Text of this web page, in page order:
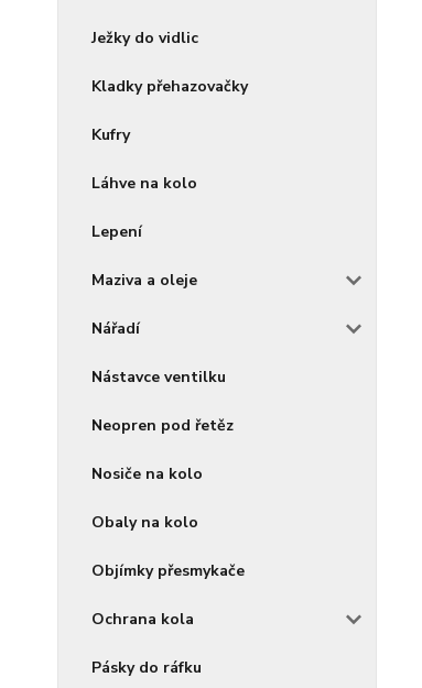
Ježky do vidlic
Kladky přehazovačky
Kufry
Láhve na kolo
Lepení
Maziva a oleje
Nářadí
Nástavce ventilku
Neopren pod řetěz
Nosiče na kolo
Obaly na kolo
Objímky přesmykače
Ochrana kola
Pásky do ráfku